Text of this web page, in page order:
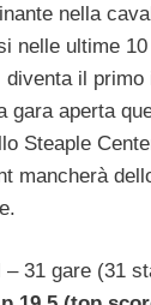
nella
nelle ultime
il primo
gara aperta
Steaple
mancherà
– 31 gare (31